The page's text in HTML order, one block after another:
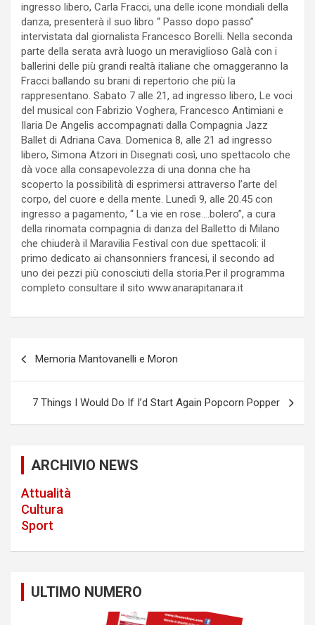
ingresso libero, Carla Fracci, una delle icone mondiali della
danza, presenterà il suo libro “ Passo dopo passo”
intervistata dal giornalista Francesco Borelli. Nella seconda
parte della serata avrà luogo un meraviglioso Galà con i
ballerini delle più grandi realtà italiane che omaggeranno la
Fracci ballando su brani di repertorio che più la
rappresentano. Sabato 7 alle 21, ad ingresso libero, Le voci
del musical con Fabrizio Voghera, Francesco Antimiani e
Ilaria De Angelis accompagnati dalla Compagnia Jazz
Ballet di Adriana Cava. Domenica 8, alle 21 ad ingresso
libero, Simona Atzori in Disegnati così, uno spettacolo che
dà voce alla consapevolezza di una donna che ha
scoperto la possibilità di esprimersi attraverso l’arte del
corpo, del cuore e della mente. Lunedì 9, alle 20.45 con
ingresso a pagamento, “ La vie en rose….bolero”, a cura
della rinomata compagnia di danza del Balletto di Milano
che chiuderà il Maravilia Festival con due spettacoli: il
primo dedicato ai chansonniers francesi, il secondo ad
uno dei pezzi più conosciuti della storia.Per il programma
completo consultare il sito www.anarapitanara.it
a
Memoria Mantovanelli e Moron
7 Things I Would Do If I’d Start Again Popcorn Popper
ARCHIVIO NEWS
Attualità
Cultura
Sport
ULTIMO NUMERO